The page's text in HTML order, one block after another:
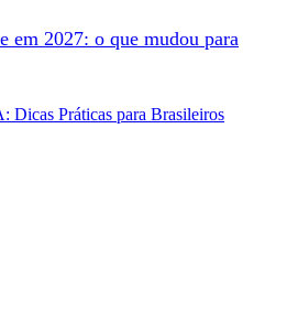
em 2027: o que mudou para